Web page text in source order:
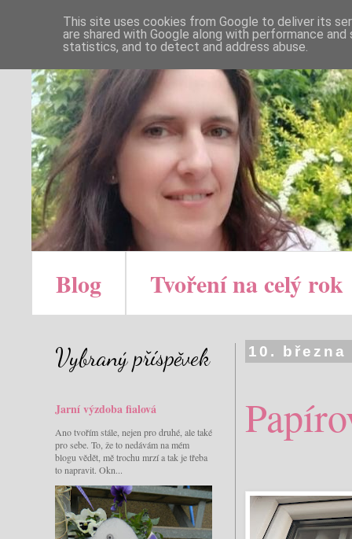
Blog Tvoření na celý rok
10. března
Vybraný příspěvek
Jarní výzdoba fialová
Ano tvořím stále, nejen pro druhé, ale také
pro sebe. To, že to nedávám na mém
blogu vědět, mě trochu mrzí a tak je třeba
to napravit. Okn...
This site uses cookies from Google to deliver its
are shared with Google along with performance
statistics, and to detect and address abuse.